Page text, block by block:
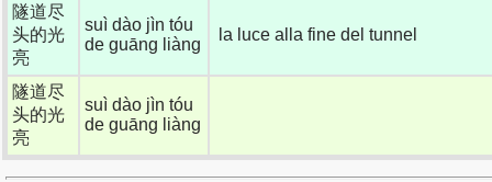
隧道尽
头的光
亮
suì dào jìn tóu
de guāng liàng
la luce alla fine del tunnel
隧道尽
头的光
亮
suì dào jìn tóu
de guāng liàng